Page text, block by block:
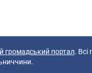
громадський портал. Всі